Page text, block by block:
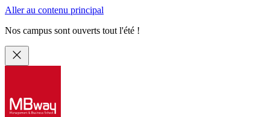
Aller au contenu principal
Nos campus sont ouverts tout l'été !